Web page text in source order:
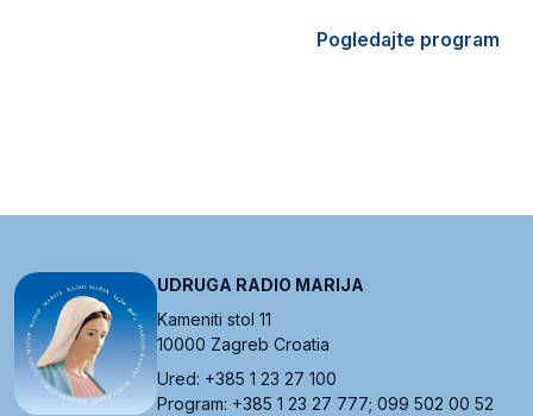
Pogledajte program
UDRUGA RADIO MARIJA
Kameniti stol 11
10000 Zagreb Croatia
Ured: +385 1 23 27 100
Program: +385 1 23 27 777; 099 502 00 52